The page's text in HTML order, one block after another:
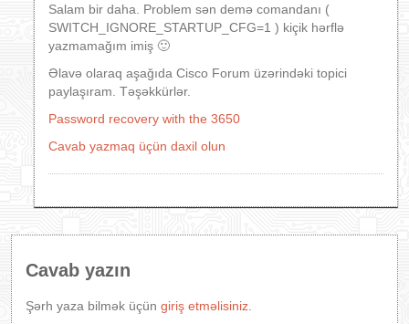
Salam bir daha. Problem sən demə comandanı (
SWITCH_IGNORE_STARTUP_CFG=1 ) kiçik hərflə
yazmamağım imiş 🙂
Əlavə olaraq aşağıda Cisco Forum üzərindəki topici
paylaşıram. Təşəkkürlər.
Password recovery with the 3650
Cavab yazmaq üçün daxil olun
Cavab yazın
Şərh yaza bilmək üçün giriş etməlisiniz